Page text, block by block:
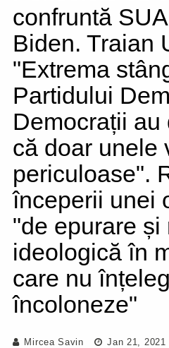
confruntă
Biden. Traian
"Extrema
Partidului
Democrații au
că doar unele
periculoase".
începerii unei
"de epurare și
ideologică în
care nu
încoloneze"
Mircea Savin Jan 21, 2021